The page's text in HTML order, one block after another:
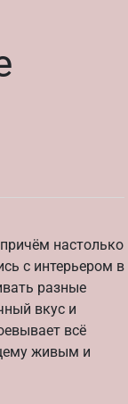
настолько
с интерьером в
разные
вкус и
всё
живым и